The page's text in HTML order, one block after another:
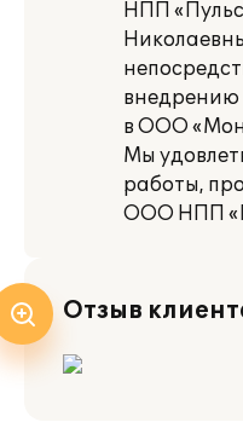
НПП
внедрению
в ООО
Мы
работы,
ООО НПП
Отзыв